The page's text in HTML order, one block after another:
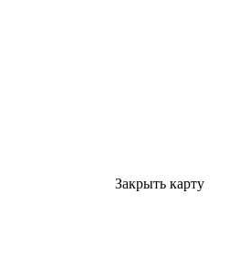
Закрыть карту